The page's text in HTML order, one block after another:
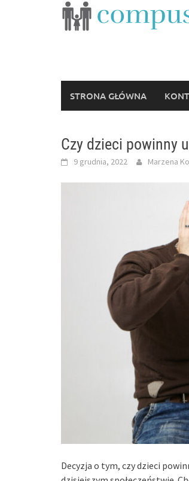
STRONA GŁÓWNA
Czy dzieci powinny
9 grudnia, 2022 Marzena
Decyzja o tym, czy dzieci